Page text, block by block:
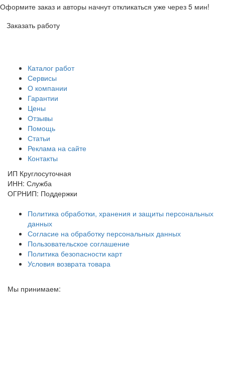
Оформите заказ и авторы начнут откликаться уже через 5 мин!
Заказать работу
Каталог работ
Сервисы
О компании
Гарантии
Цены
Отзывы
Помощь
Статьи
Реклама на сайте
Контакты
ИП Круглосуточная
ИНН: Служба
ОГРНИП: Поддержки
Политика обработки, хранения и защиты персональных
данных
Согласие на обработку персональных данных
Пользовательское соглашение
Политика безопасности карт
Условия возврата товара
Мы принимаем: